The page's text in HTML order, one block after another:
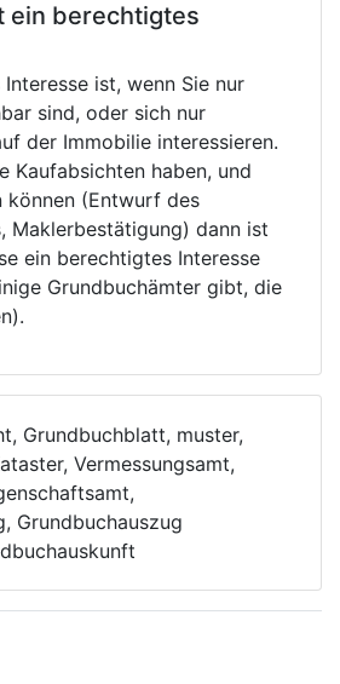
ein berechtigtes
ist, wenn Sie nur
sind, oder sich nur
der Immobilie interessieren.
Kaufabsichten haben, und
können (Entwurf des
Maklerbestätigung) dann ist
ein berechtigtes Interesse
Grundbuchämter gibt, die
Grundbuchblatt, muster,
Vermessungsamt,
Grundbuchauszug